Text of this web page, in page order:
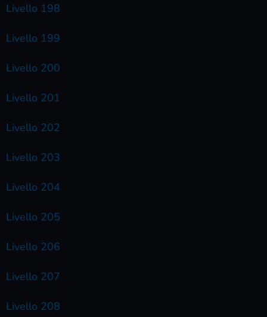
Livello 198
Livello 199
Livello 200
Livello 201
Livello 202
Livello 203
Livello 204
Livello 205
Livello 206
Livello 207
Livello 208